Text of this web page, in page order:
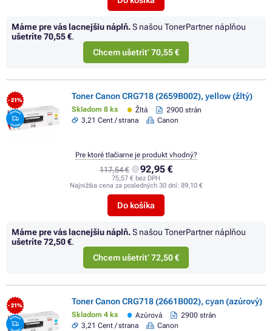
Máme pre vás lacnejšiu náplň.S našou TonerPartner náplňou
ušetríte70,55 €.
Chcem ušetriť 70,55 €
- 21% Toner Canon CRG718 (2659B002), yellow (žltý)
Skladom 8 ks Žltá
2900 strán
3,21 Cent / strana
Canon
117,54 € 92,95 €
75,57 € bez DPH
Najnižšia cena za posledných 30 dní: 89,10 €
Do košíka
Pre ktoré tlačiarne je produkt vhodný?
Máme pre vás lacnejšiu náplň.S našou TonerPartner náplňou
ušetríte72,50 €.
Chcem ušetriť 72,50 €
- 21% Toner Canon CRG718 (2661B002), cyan (azúrový)
Skladom 4 ks Azúrová
2900 strán
3,21 Cent / strana
Canon